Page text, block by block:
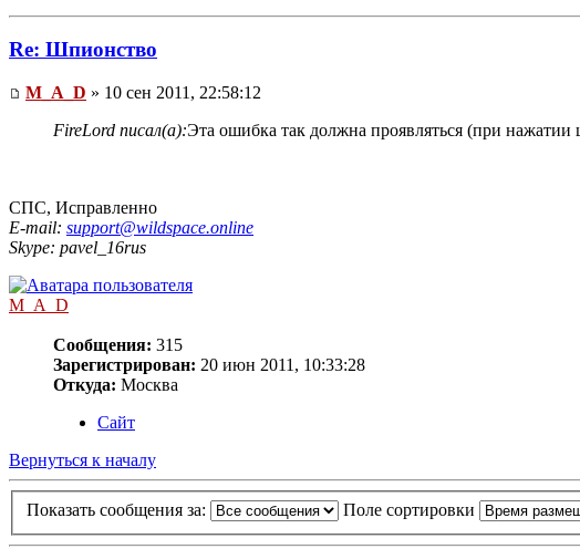
Re: Шпионство
M_A_D » 10 сен 2011, 22:58:12
FireLord писал(а):Эта ошибка так должна проявляться (при
СПС, Исправленно
E-mail: support@wildspace.online
Skype: pavel_16rus
M_A_D
Сообщения: 315
Зарегистрирован: 20 июн 2011, 10:33:28
Откуда: Москва
Сайт
Вернуться к началу
Показать сообщения за: Поле сортировки